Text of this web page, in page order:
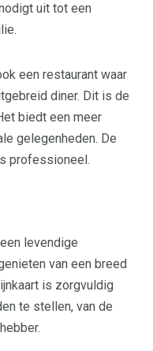
uit tot een
een restaurant waar
diner. Dit is de
biedt een meer
gelegenheden. De
professioneel.
levendige
van een breed
is zorgvuldig
te stellen, van de